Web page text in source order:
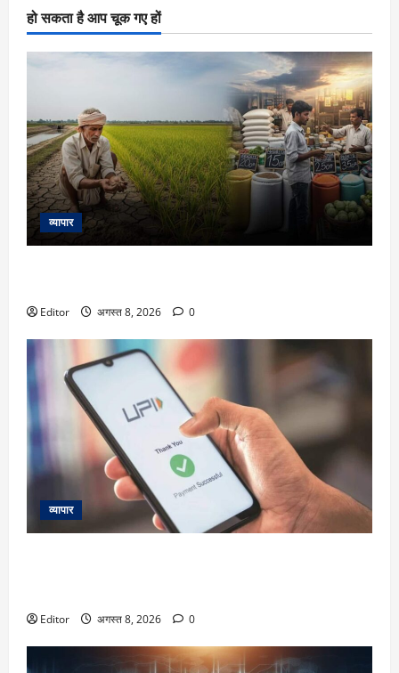
हो सकता है आप चूक गए हों
व्यापार
Editor अगस्त 8, 2026 0
व्यापार
Editor अगस्त 8, 2026 0